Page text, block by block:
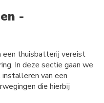
-
een thuisbatterij vereist
In deze sectie gaan we
van een
die hierbij